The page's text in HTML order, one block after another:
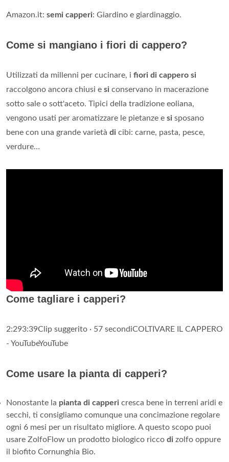
Amazon.it: semi capperi: Giardino e giardinaggio.
Come si mangiano i fiori di cappero?
Utilizzati da millenni per cucinare, i fiori di cappero si
raccolgono ancora chiusi e si conservano in macerazione
sotto sale o sott'aceto. Tipici della tradizione eoliana,
vengono usati per aromatizzare le pietanze e si sposano
bene con una grande varietà di cibi: carne, pasta, pesce,
verdure…
Come tagliare i capperi?
2:293:39Clip suggerito · 57 secondiCOLTIVARE IL CAPPERO
- YouTubeYouTube
Come usare la pianta di capperi?
Nonostante la pianta di capperi cresca bene in terreni aridi e
secchi, ti consigliamo comunque una concimazione regolare
ogni 6 mesi per un risultato migliore. A questo scopo puoi
usare ZolfoFlow un prodotto biologico ricco di zolfo oppure
il biofito Cornunghia Bio.